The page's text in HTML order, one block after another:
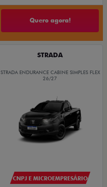
Quero agora!
STRADA
STRADA ENDURANCE CABINE SIMPLES FLEX
26/27
CNPJ E MICROEMPRESÁRIO